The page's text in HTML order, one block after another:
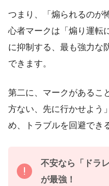
つまり、「煽られるのが
心者マークは「煽り運転
に抑制する、最も強力な
できます。
第二に、マークがあるこ
方ない、先に行かせよう
め、トラブルを回避でき
不安なら「ドラ
が最強！